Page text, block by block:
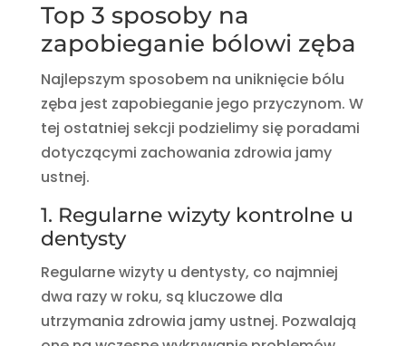
Top 3 sposoby na
zapobieganie bólowi zęba
Najlepszym sposobem na uniknięcie bólu
zęba jest zapobieganie jego przyczynom. W
tej ostatniej sekcji podzielimy się poradami
dotyczącymi zachowania zdrowia jamy
ustnej.
1. Regularne wizyty kontrolne u
dentysty
Regularne wizyty u dentysty, co najmniej
dwa razy w roku, są kluczowe dla
utrzymania zdrowia jamy ustnej. Pozwalają